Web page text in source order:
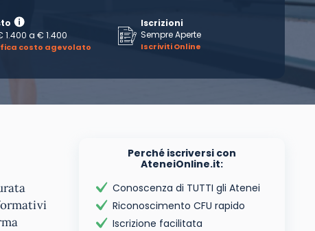
1.400 a € 1.400
costo agevolato
Iscrizioni
Sempre Aperte
Iscriviti Online
Perché iscriversi con
AteneiOnline.it:
Conoscenza di TUTTI gli Atenei
Riconoscimento CFU rapido
Iscrizione facilitata